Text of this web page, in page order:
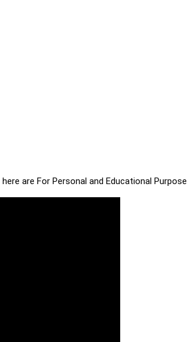
are For Personal and Educational Purpose